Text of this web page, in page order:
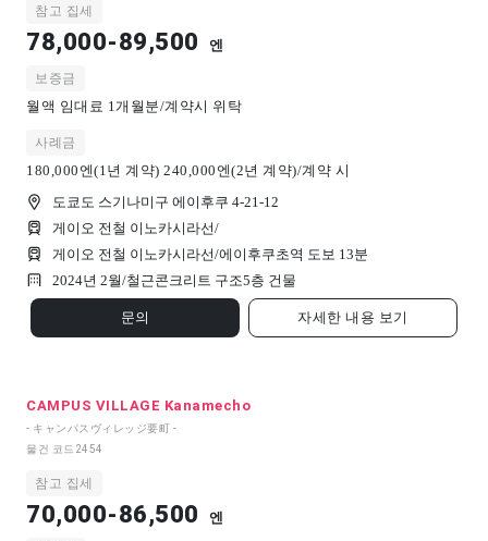
참고 집세
78,000-89,500 엔
보증금
월액 임대료 1개월분/계약시 위탁
사례금
180,000엔(1년 계약) 240,000엔(2년 계약)/계약 시
도쿄도 스기나미구 에이후쿠 4-21-12
게이오 전철 이노카시라선/
게이오 전철 이노카시라선/에이후쿠초역 도보 13분
2024년 2월/철근콘크리트 구조5층 건물
문의 자세한 내용 보기
CAMPUS VILLAGE Kanamecho
- キャンパスヴィレッジ要町 -
물건 코드 2454
참고 집세
70,000-86,500 엔